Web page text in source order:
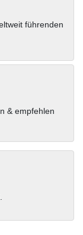
führenden
& empfehlen